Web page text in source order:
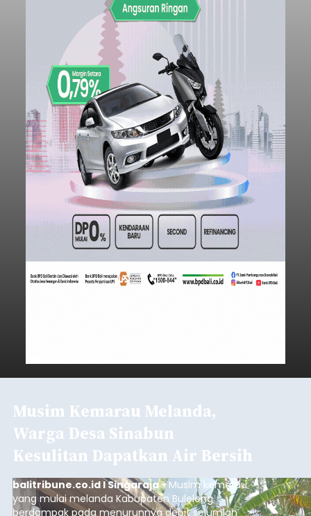
Musim Kemarau Melanda,
Warga Desa Sinabun
Kesulitan Dapatkan Air Bersih
balitribune.co.id I Singaraja -Musim kemarau
yang mulai melanda Kabupaten Buleleng
berdampak pada menurunnya debit sejumlah